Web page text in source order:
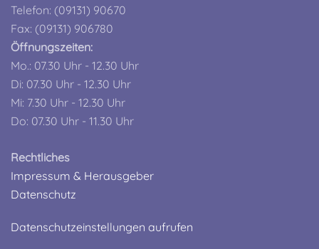
Telefon: (09131) 90670
Fax: (09131) 906780
Öffnungszeiten:
Mo.: 07.30 Uhr - 12.30 Uhr
Di: 07.30 Uhr - 12.30 Uhr
Mi: 7.30 Uhr - 12.30 Uhr
Do: 07.30 Uhr - 11.30 Uhr
Rechtliches
Impressum & Herausgeber
Datenschutz
Datenschutzeinstellungen aufrufen